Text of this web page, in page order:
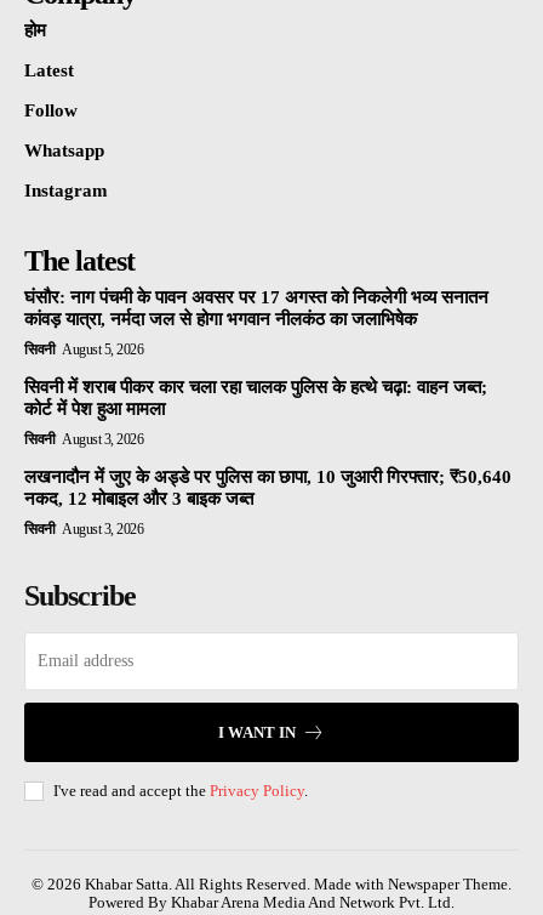
होम
Latest
Follow
Whatsapp
Instagram
The latest
घंसौर: नाग पंचमी के पावन अवसर पर 17 अगस्त को निकलेगी भव्य सनातन
कांवड़ यात्रा, नर्मदा जल से होगा भगवान नीलकंठ का जलाभिषेक
सिवनी August 5, 2026
सिवनी में शराब पीकर कार चला रहा चालक पुलिस के हत्थे चढ़ा: वाहन जब्त;
कोर्ट में पेश हुआ मामला
सिवनी August 3, 2026
लखनादौन में जुए के अड्डे पर पुलिस का छापा, 10 जुआरी गिरफ्तार; ₹50,640
नकद, 12 मोबाइल और 3 बाइक जब्त
सिवनी August 3, 2026
Subscribe
I WANT IN
I've read and accept the Privacy Policy.
© 2026 Khabar Satta. All Rights Reserved. Made with Newspaper Theme.
Powered By Khabar Arena Media And Network Pvt. Ltd.